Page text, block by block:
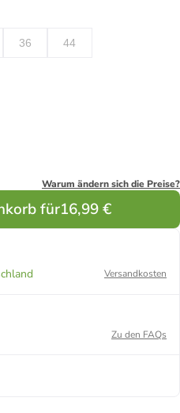
36 44
Warum ändern sich die Preise?
für16,99 €
Versandkosten
Zu den FAQs